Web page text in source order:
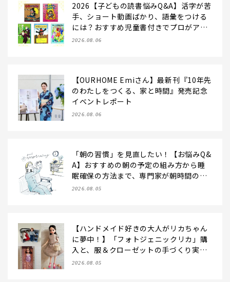
2026【子どもの読書悩みQ&A】活字が苦
手、ショート動画ばかり、語彙をつける
には？おすすめ児童書付きでプロがアン
サー！
2026.08.06
【OURHOME Emiさん】最新刊『10年先
のわたしをつくる、家と時間』発売記念
イベントレポート
2026.08.06
「朝の習慣」を見直したい！【お悩みQ&
A】おすすめの朝の予定の組み方から睡
眠確保の方法まで、専門家が朝時間の使
い方のコツを伝授！
2026.08.05
【ハンドメイド好きの大人がリカちゃん
に夢中！】「フォトジェニックリカ」購
入と、服＆クローゼットの手づくり実例
をご紹介【LEE100人隊・2026】
2026.08.05